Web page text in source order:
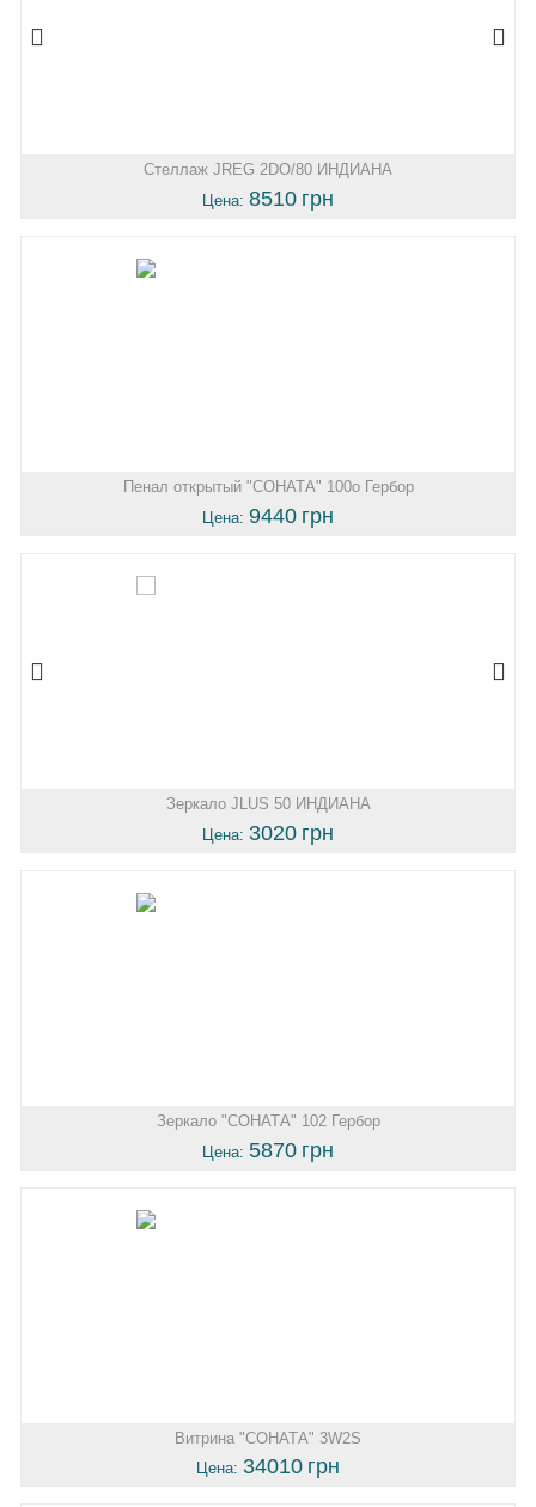
Стеллаж JREG 2DO/80 ИНДИАНА
Цена: 8510 грн
Пенал открытый "СОНАТА" 100o Гербор
Цена: 9440 грн
Зеркало JLUS 50 ИНДИАНА
Цена: 3020 грн
Зеркало "СОНАТА" 102 Гербор
Цена: 5870 грн
Витрина "СОНАТА" 3W2S
Цена: 34010 грн